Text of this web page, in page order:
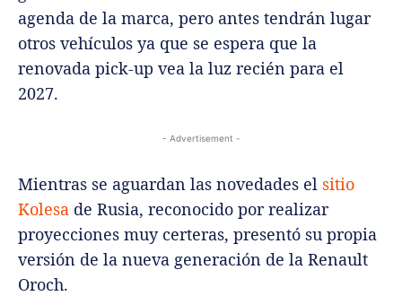
agenda de la marca, pero antes tendrán lugar
otros vehículos ya que se espera que la
renovada pick-up vea la luz recién para el
2027.
- Advertisement -
Mientras se aguardan las novedades el sitio
Kolesa de Rusia, reconocido por realizar
proyecciones muy certeras, presentó su propia
versión de la nueva generación de la Renault
Oroch.